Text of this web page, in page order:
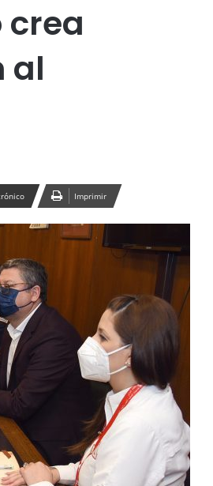
al
Imprimir